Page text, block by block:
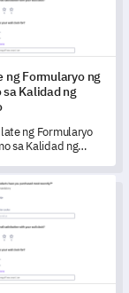
ng Formularyo ng
sa Kalidad ng
ng Formularyo
sa Kalidad ng
masusing sukatin
ang karanasan
mula sa pagbili
hanggang sa
nito.
Ads
ng survey para sa